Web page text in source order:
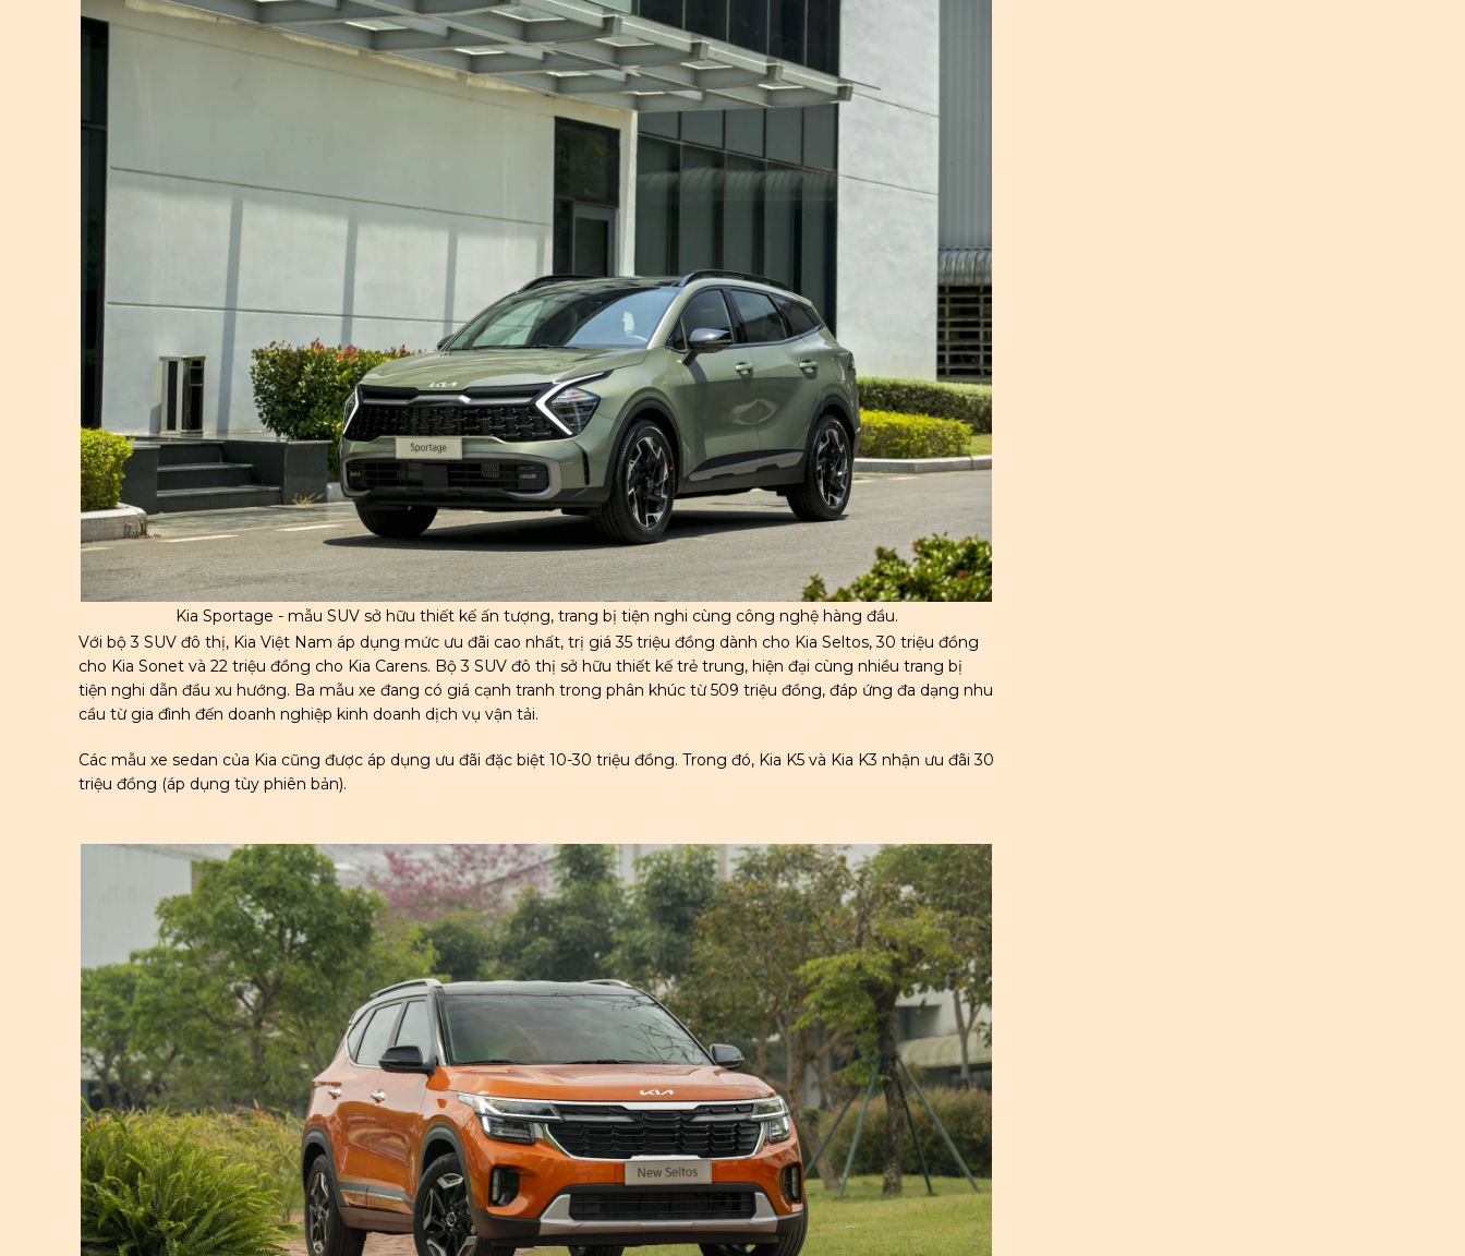
Kia Sportage - mẫu SUV sở hữu thiết kế ấn tượng, trang bị tiện nghi cùng công nghệ hàng đầu.
Với bộ 3 SUV đô thị, Kia Việt Nam áp dụng mức ưu đãi cao nhất, trị giá 35 triệu đồng dành cho Kia Seltos, 30 triệu đồng
cho Kia Sonet và 22 triệu đồng cho Kia Carens. Bộ 3 SUV đô thị sở hữu thiết kế trẻ trung, hiện đại cùng nhiều trang bị
tiện nghi dẫn đầu xu hướng. Ba mẫu xe đang có giá cạnh tranh trong phân khúc từ 509 triệu đồng, đáp ứng đa dạng nhu
cầu từ gia đình đến doanh nghiệp kinh doanh dịch vụ vận tải.
Các mẫu xe sedan của Kia cũng được áp dụng ưu đãi đặc biệt 10-30 triệu đồng. Trong đó, Kia K5 và Kia K3 nhận ưu đãi 30
triệu đồng (áp dụng tùy phiên bản).